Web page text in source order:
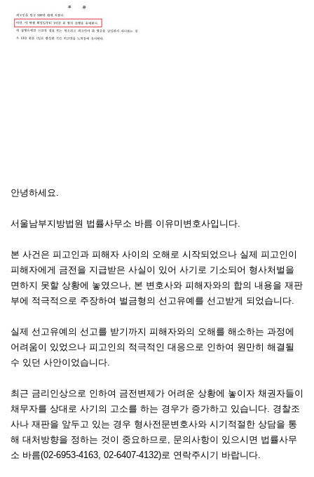
안녕하세요.
서울남부지방법원 법률사무소 바름 이유미변호사입니다.
본 사건은 피고인과 피해자 사이의 오해로 시작되었으나 실제 피고인이
피해자에게 금전을 지급받은 사실이 있어 사기로 기소되어 형사처벌을
면하지 못할 상황에 놓였으나, 본 변호사와 피해자와의 합의 내용을 재판
부에 적극적으로 주장하여 벌금형의 선고유예를 선고받게 되었습니다.
실제 선고유예의 선고를 받기까지 피해자와의 오해를 해소하는 과정에
어려움이 있었으나 피고인의 적극적인 대응으로 인하여 원만히 해결될
수 있던 사안이었습니다.
최근 금리인상으로 인하여 금전변제가 어려운 상황에 놓이자 채권자들이
채무자를 상대로 사기의 고소를 하는 경우가 증가하고 있습니다. 경찰조
사나 재판을 앞두고 있는 경우 형사전문변호사와 시기적절한 상담을 통
해 대처방향을 정하는 것이 중요하므로, 문의사항이 있으시면 법률사무
소 바름(02-6953-4163, 02-6407-4132)로 연락주시기 바랍니다.